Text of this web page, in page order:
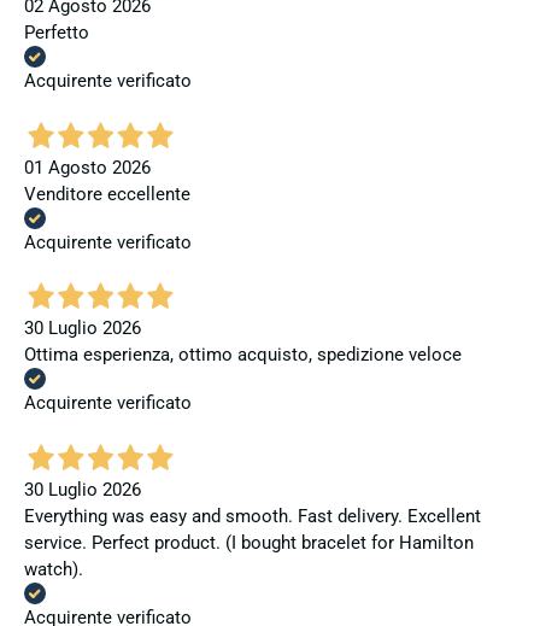
02 Agosto 2026
Perfetto
Acquirente verificato
01 Agosto 2026
Venditore eccellente
Acquirente verificato
30 Luglio 2026
Ottima esperienza, ottimo acquisto, spedizione veloce
Acquirente verificato
30 Luglio 2026
Everything was easy and smooth. Fast delivery. Excellent
service. Perfect product. (I bought bracelet for Hamilton
watch).
Acquirente verificato